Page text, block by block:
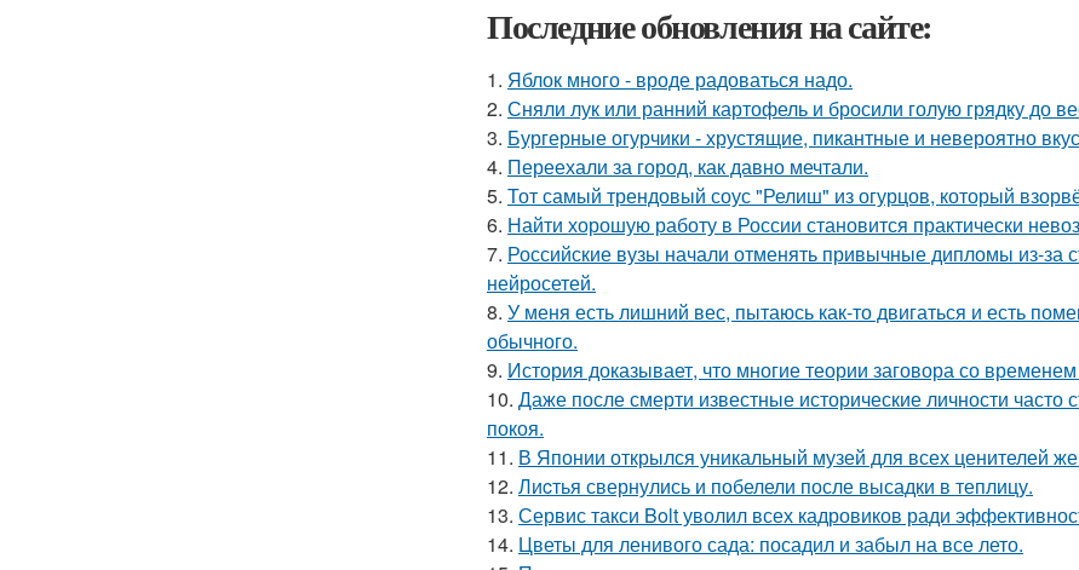
Последние обновления на сайте:
1. Яблок много - вроде радоваться надо.
2. Сняли лук или ранний картофель и бросили голую грядку до
3. Бургерные огурчики - хрустящие, пикантные и невероятно
4. Переехали за город, как давно мечтали.
5. Тот самый трендовый соус "Релиш" из огурцов, который
6. Найти хорошую работу в России становится практически
7. Российские вузы начали отменять привычные дипломы из-за
нейросетей.
8. У меня есть лишний вес, пытаюсь как-то двигаться и есть
обычного.
9. История доказывает, что многие теории заговора со
10. Даже после смерти известные исторические личности
покоя.
11. В Японии открылся уникальный музей для всех ценителей
12. Лиcтья свернулись и побелели после высадки в теплицу.
13. Сервис такси Bolt уволил всех кадровиков ради
14. Цветы для ленивого сада: посадил и забыл на все лето.